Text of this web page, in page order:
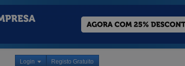
Login Registo Gratuito